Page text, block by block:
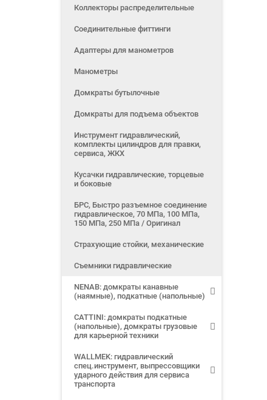
Коллекторы распределительные
Соединительные фиттинги
Адаптеры для манометров
Манометры
Домкраты бутылочные
Домкраты для подъема объектов
Инструмент гидравлический,
комплекты цилиндров для правки,
сервиса, ЖКХ
Кусачки гидравлические, торцевые
и боковые
БРС, Быстро разъемное соединение
гидравлическое, 70 МПа, 100 МПа,
150 МПа, 250 МПа / Оригинал
Страхующие стойки, механические
Съемники гидравлические
NENAB: домкраты канавные
(наямные), подкатные (напольные)
CATTINI: домкраты подкатные
(напольные), домкраты грузовые
для карьерной техники
WALLMEK: гидравлический
спец.инструмент, выпрессовщики
ударного действия для сервиса
транспорта